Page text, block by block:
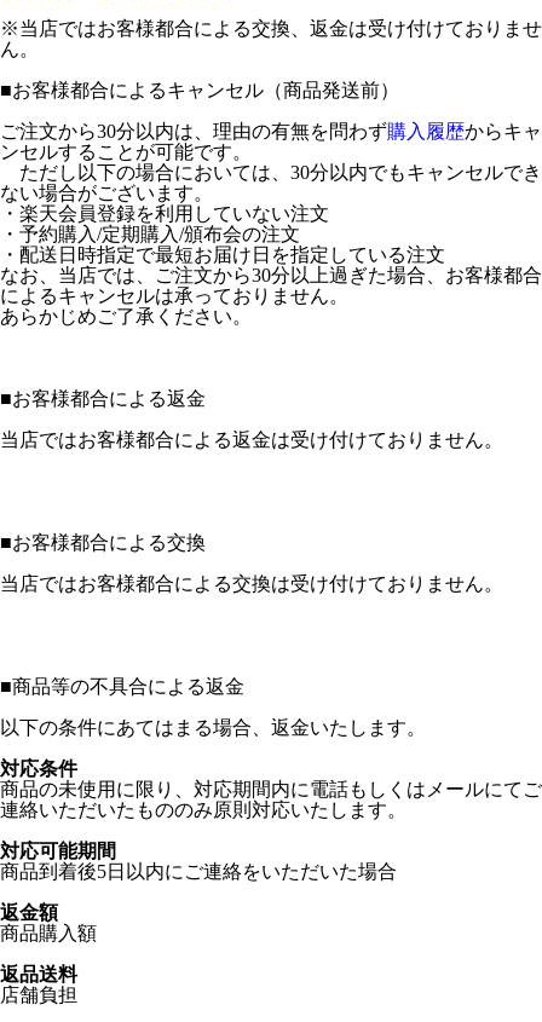
※当店ではお客様都合による交換、返金は受け付けておりませ
ん。
■お客様都合によるキャンセル（商品発送前）
ご注文から30分以内は、理由の有無を問わず購入履歴からキャ
ンセルすることが可能です。
ただし以下の場合においては、30分以内でもキャンセルでき
ない場合がございます。
・楽天会員登録を利用していない注文
・予約購入/定期購入/頒布会の注文
・配送日時指定で最短お届け日を指定している注文
なお、当店では、ご注文から30分以上過ぎた場合、お客様都合
によるキャンセルは承っておりません。
あらかじめご了承ください。
■お客様都合による返金
当店ではお客様都合による返金は受け付けておりません。
■お客様都合による交換
当店ではお客様都合による交換は受け付けておりません。
■商品等の不具合による返金
以下の条件にあてはまる場合、返金いたします。
対応条件
商品の未使用に限り、対応期間内に電話もしくはメールにてご
連絡いただいたもののみ原則対応いたします。
対応可能期間
商品到着後5日以内にご連絡をいただいた場合
返金額
商品購入額
返品送料
店舗負担